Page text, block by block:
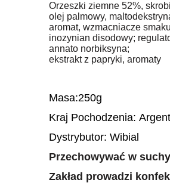
Orzeszki ziemne 52%,
olej palmowy,
aromat, wzmacniacze
inozynian disodowy;
annato norbiksyna;
ekstrakt z papryki, aromaty
Masa:250g
Kraj Pochodzenia:
Dystrybutor: Wibial
Przechowywać w
Zakład prowadzi